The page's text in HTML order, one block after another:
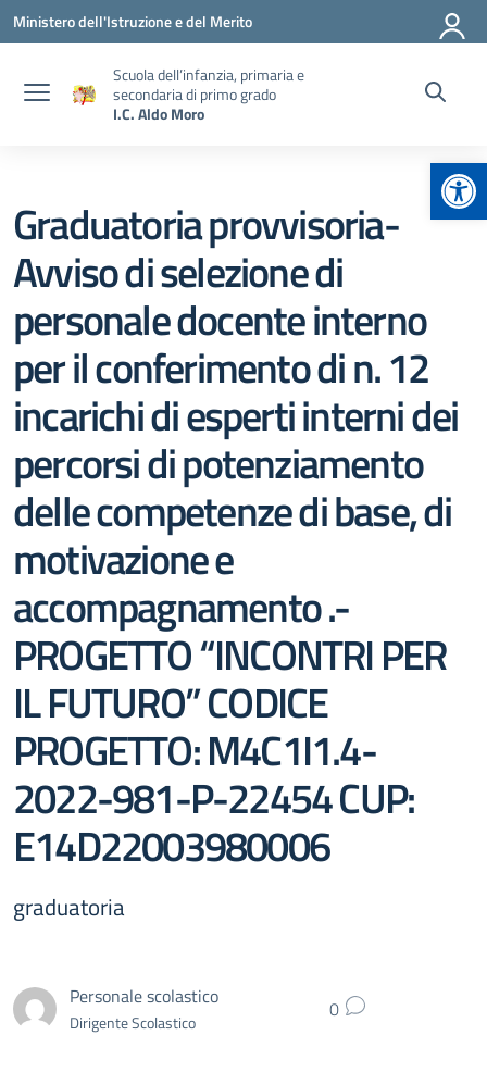
Vai ai contenuti
Vai al menu di navigazione
Vai al footer
Ministero dell'Istruzione e del Merito
Scuola dell’infanzia, primaria e
secondaria di primo grado
I.C. Aldo Moro
Graduatoria provvisoria-
Avviso di selezione di
personale docente interno
per il conferimento di n. 12
incarichi di esperti interni dei
percorsi di potenziamento
delle competenze di base, di
motivazione e
accompagnamento .-
PROGETTO “INCONTRI PER
IL FUTURO” CODICE
PROGETTO: M4C1I1.4-
2022-981-P-22454 CUP:
E14D22003980006
graduatoria
Personale scolastico
Dirigente Scolastico 0